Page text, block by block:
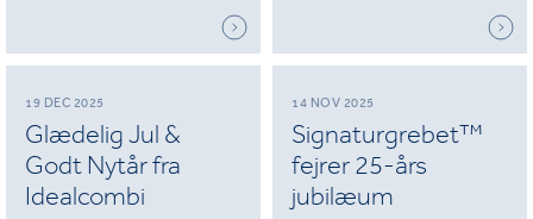
19 DEC 2025
Glædelig Jul &
Godt Nytår fra
Idealcombi
14 NOV 2025
Signaturgrebet™
fejrer 25-års
jubilæum